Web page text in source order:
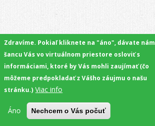
Zdravíme. Pokiaľ kliknete na "áno", dávate nám
šancu Vás vo virtuálnom priestore osloviť s
informáciami, ktoré by Vás mohli zaujímať (čo
môžeme predpokladať z Vášho záujmu o našu
stránku.) Viac info
Áno Nechcem o Vás počuť